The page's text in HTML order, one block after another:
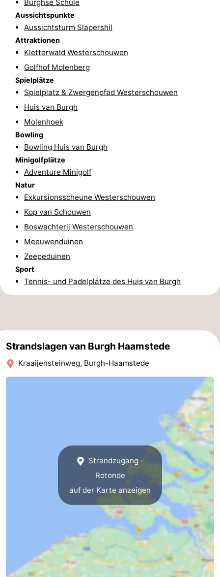
Parken
Reisebuchshop
Medizin
Adressen
Region
Südholland
Leiden
Bollenstreek
Natur
Hollands
Duin
Noordwijk
Katwijk
Scheveningen
Den
Rockanje
Zeeland
Schouwen-
Duiveland
-
Schouwen
Natur
-
Burghse Schule
Aussichtspunkte
Aussichtsturm Slapershil
Attraktionen
Kletterwald Westerschouwen
Golfhof Molenberg
Spielplätze
Spielplatz & Zwergenpfad Westerschouwen
Huis van Burgh
Molenhoek
Bowling
Bowling Huis van Burgh
Minigolfplätze
Adventure Minigolf
Natur
Exkursionsscheune Westerschouwen
Kop van Schouwen
Boswachterij Westerschouwen
Meeuwenduinen
Zeepeduinen
Sport
Tennis- und Padelplätze des Huis van Burgh
Strandslagen van Burgh Haamstede
Kraaijensteinweg, Burgh-Haamstede
Strandzugang -
Rotonde
auf der Karte anzeigen